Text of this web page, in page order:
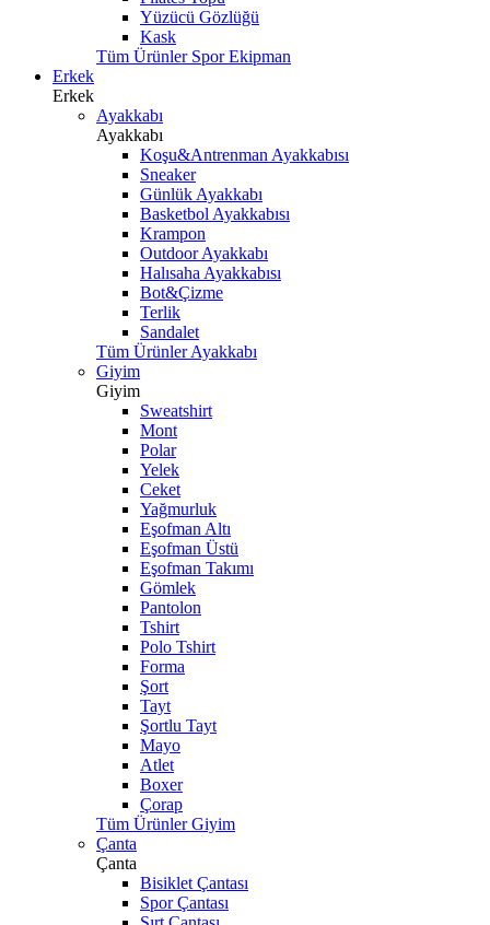
Yüzücü Gözlüğü
Kask
Tüm Ürünler Spor Ekipman
Erkek
Erkek
Ayakkabı
Ayakkabı
Koşu&Antrenman Ayakkabısı
Sneaker
Günlük Ayakkabı
Basketbol Ayakkabısı
Krampon
Outdoor Ayakkabı
Halısaha Ayakkabısı
Bot&Çizme
Terlik
Sandalet
Tüm Ürünler Ayakkabı
Giyim
Giyim
Sweatshirt
Mont
Polar
Yelek
Ceket
Yağmurluk
Eşofman Altı
Eşofman Üstü
Eşofman Takımı
Gömlek
Pantolon
Tshirt
Polo Tshirt
Forma
Şort
Tayt
Şortlu Tayt
Mayo
Atlet
Boxer
Çorap
Tüm Ürünler Giyim
Çanta
Çanta
Bisiklet Çantası
Spor Çantası